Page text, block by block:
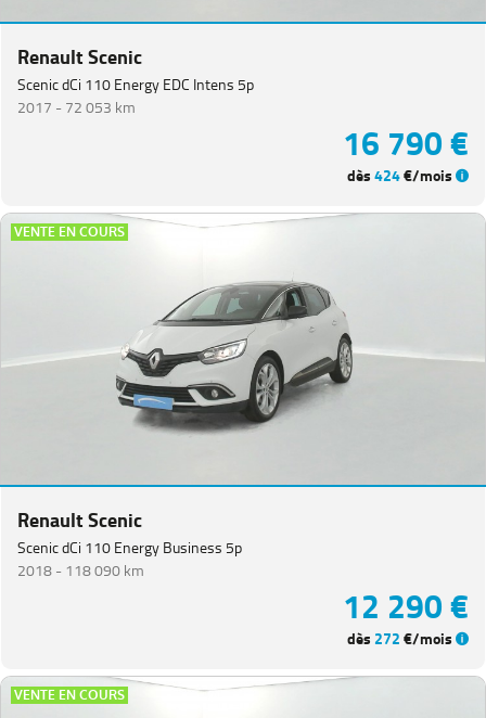
Renault Scenic
Scenic dCi 110 Energy EDC Intens 5p
2017 -72 053 km
16 790 €
dès424€/mois
VENTE EN COURS
Renault Scenic
Scenic dCi 110 Energy Business 5p
2018 - 118 090 km
12 290 €
dès 272€/mois
VENTE EN COURS